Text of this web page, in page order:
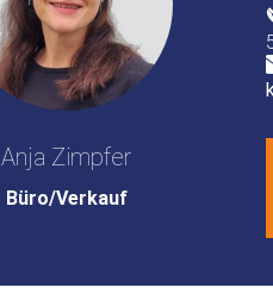
Anja Zimpfer
Büro/Verkauf